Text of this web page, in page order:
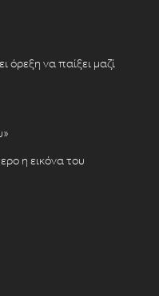
όρεξη να παίξει μαζί
η εικόνα του